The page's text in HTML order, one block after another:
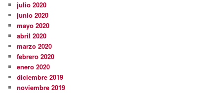
julio 2020
junio 2020
mayo 2020
abril 2020
marzo 2020
febrero 2020
enero 2020
diciembre 2019
noviembre 2019